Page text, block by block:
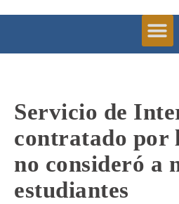
Servicio de
contratado por
no consideró a
estudiantes